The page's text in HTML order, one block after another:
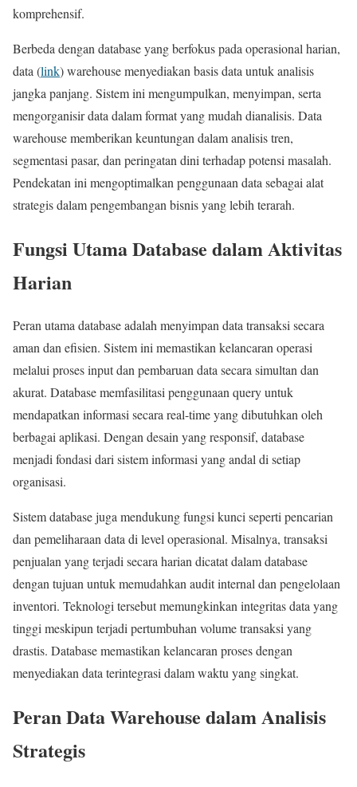
komprehensif.
Berbeda dengan database yang berfokus pada operasional harian,
data (link) warehouse menyediakan basis data untuk analisis
jangka panjang. Sistem ini mengumpulkan, menyimpan, serta
mengorganisir data dalam format yang mudah dianalisis. Data
warehouse memberikan keuntungan dalam analisis tren,
segmentasi pasar, dan peringatan dini terhadap potensi masalah.
Pendekatan ini mengoptimalkan penggunaan data sebagai alat
strategis dalam pengembangan bisnis yang lebih terarah.
Fungsi Utama Database dalam Aktivitas
Harian
Peran utama database adalah menyimpan data transaksi secara
aman dan efisien. Sistem ini memastikan kelancaran operasi
melalui proses input dan pembaruan data secara simultan dan
akurat. Database memfasilitasi penggunaan query untuk
mendapatkan informasi secara real-time yang dibutuhkan oleh
berbagai aplikasi. Dengan desain yang responsif, database
menjadi fondasi dari sistem informasi yang andal di setiap
organisasi.
Sistem database juga mendukung fungsi kunci seperti pencarian
dan pemeliharaan data di level operasional. Misalnya, transaksi
penjualan yang terjadi secara harian dicatat dalam database
dengan tujuan untuk memudahkan audit internal dan pengelolaan
inventori. Teknologi tersebut memungkinkan integritas data yang
tinggi meskipun terjadi pertumbuhan volume transaksi yang
drastis. Database memastikan kelancaran proses dengan
menyediakan data terintegrasi dalam waktu yang singkat.
Peran Data Warehouse dalam Analisis
Strategis